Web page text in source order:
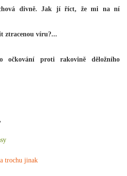
divně. Jak jí říct, že mi na ní
ztracenou víru?...
očkování proti rakovině děložního
trochu jinak